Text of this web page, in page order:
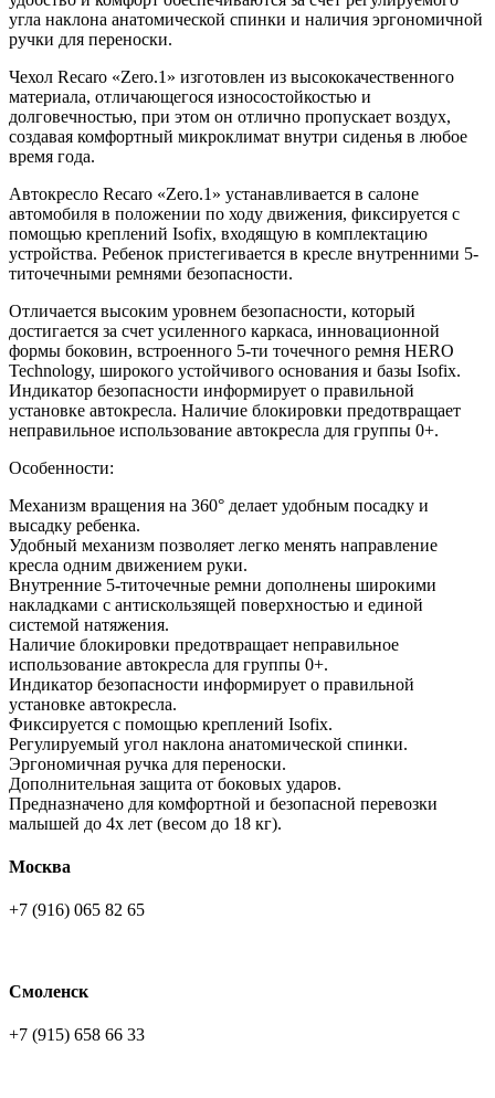
угла наклона анатомической спинки и наличия эргономичной
ручки для переноски.
Чехол Recaro «Zero.1» изготовлен из высококачественного
материала, отличающегося износостойкостью и
долговечностью, при этом он отлично пропускает воздух,
создавая комфортный микроклимат внутри сиденья в любое
время года.
Автокресло Recaro «Zero.1» устанавливается в салоне
автомобиля в положении по ходу движения, фиксируется с
помощью креплений Isofix, входящую в комплектацию
устройства. Ребенок пристегивается в кресле внутренними 5-
титочечными ремнями безопасности.
Отличается высоким уровнем безопасности, который
достигается за счет усиленного каркаса, инновационной
формы боковин, встроенного 5-ти точечного ремня HERO
Technology, широкого устойчивого основания и базы Isofix.
Индикатор безопасности информирует о правильной
установке автокресла. Наличие блокировки предотвращает
неправильное использование автокресла для группы 0+.
Особенности:
Механизм вращения на 360° делает удобным посадку и
высадку ребенка.
Удобный механизм позволяет легко менять направление
кресла одним движением руки.
Внутренние 5-титочечные ремни дополнены широкими
накладками с антискользящей поверхностью и единой
системой натяжения.
Наличие блокировки предотвращает неправильное
использование автокресла для группы 0+.
Индикатор безопасности информирует о правильной
установке автокресла.
Фиксируется с помощью креплений Isofix.
Регулируемый угол наклона анатомической спинки.
Эргономичная ручка для переноски.
Дополнительная защита от боковых ударов.
Предназначено для комфортной и безопасной перевозки
малышей до 4х лет (весом до 18 кг).
Москва
+7 (916) 065 82 65
Смоленск
+7 (915) 658 66 33